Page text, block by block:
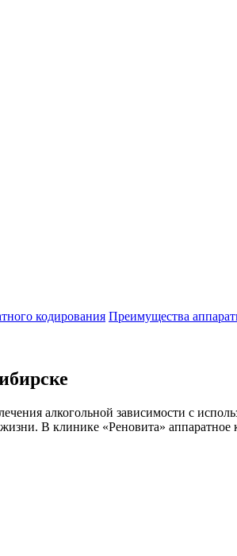
кодирования Преимущества
алкогольной зависимости с
В клинике «Реновита»